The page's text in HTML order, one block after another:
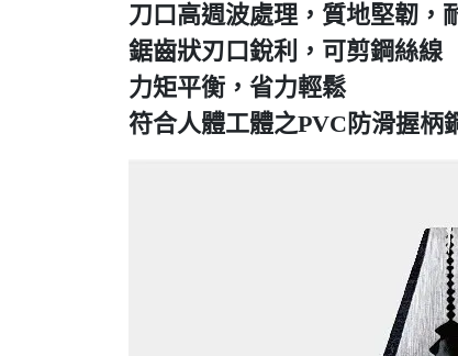
刀口高週波處理，質地堅韌，
鋸齒狀刃口銳利，可剪鋼絲線
力矩平衡，省力輕鬆
符合人體工體之PVC防滑握柄